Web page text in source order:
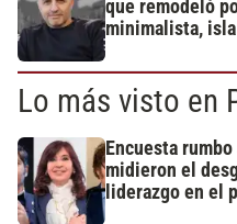
que remodeló
minimalista,
Lo más visto en
Encuesta
midieron el
liderazgo en el